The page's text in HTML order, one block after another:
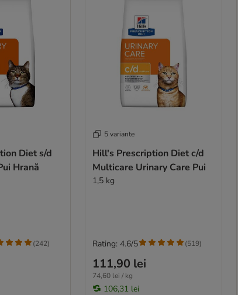
Diet s/d
Hrană
(242)
5 variante
Hill's Prescription Diet c/d
Multicare Urinary Care Pui
1,5 kg
111,90 lei
74,60 lei / kg
106,31 lei
Rating: 4.6/5 (519)